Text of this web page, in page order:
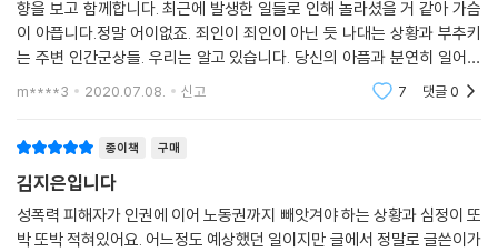
향을 보고 함께합니다. 최근에 발생한 일들로 인해 놀라셨을 거 같아 가슴
이 아픕니다.정말 어이없죠. 죄인이 죄인이 아닌 듯 나대는 상황과 부추키
는 주변 인간군상들. 우리는 알고 있습니다. 당신의 아픔과 분연히 일어서
신 용감함을요.토닥거려 드리고 싶습니다. 꼬옥 안아드리고 싶습니다.함께
m****3 2020.07.08. 신고 7 댓글0
종이책 구매
김지은입니다
성폭력 피해자가 인권에 이어 노동권까지 빼앗겨야 하는 상황과 심정이 또
박 또박 적혀있어요. 어느정도 예상했던 일이지만 글에서 정말로 글쓴이가